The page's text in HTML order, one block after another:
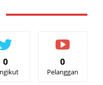
0 0
Pelanggan